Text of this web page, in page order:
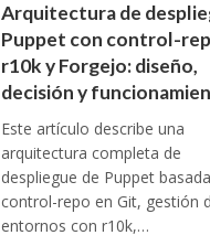
Arquitectura de
Puppet con control-
r10k y Forgejo: diseño,
decisión y
Este artículo describe una
arquitectura completa de
despliegue de Puppet
control-repo en Git, gestión
entornos con r10k,…